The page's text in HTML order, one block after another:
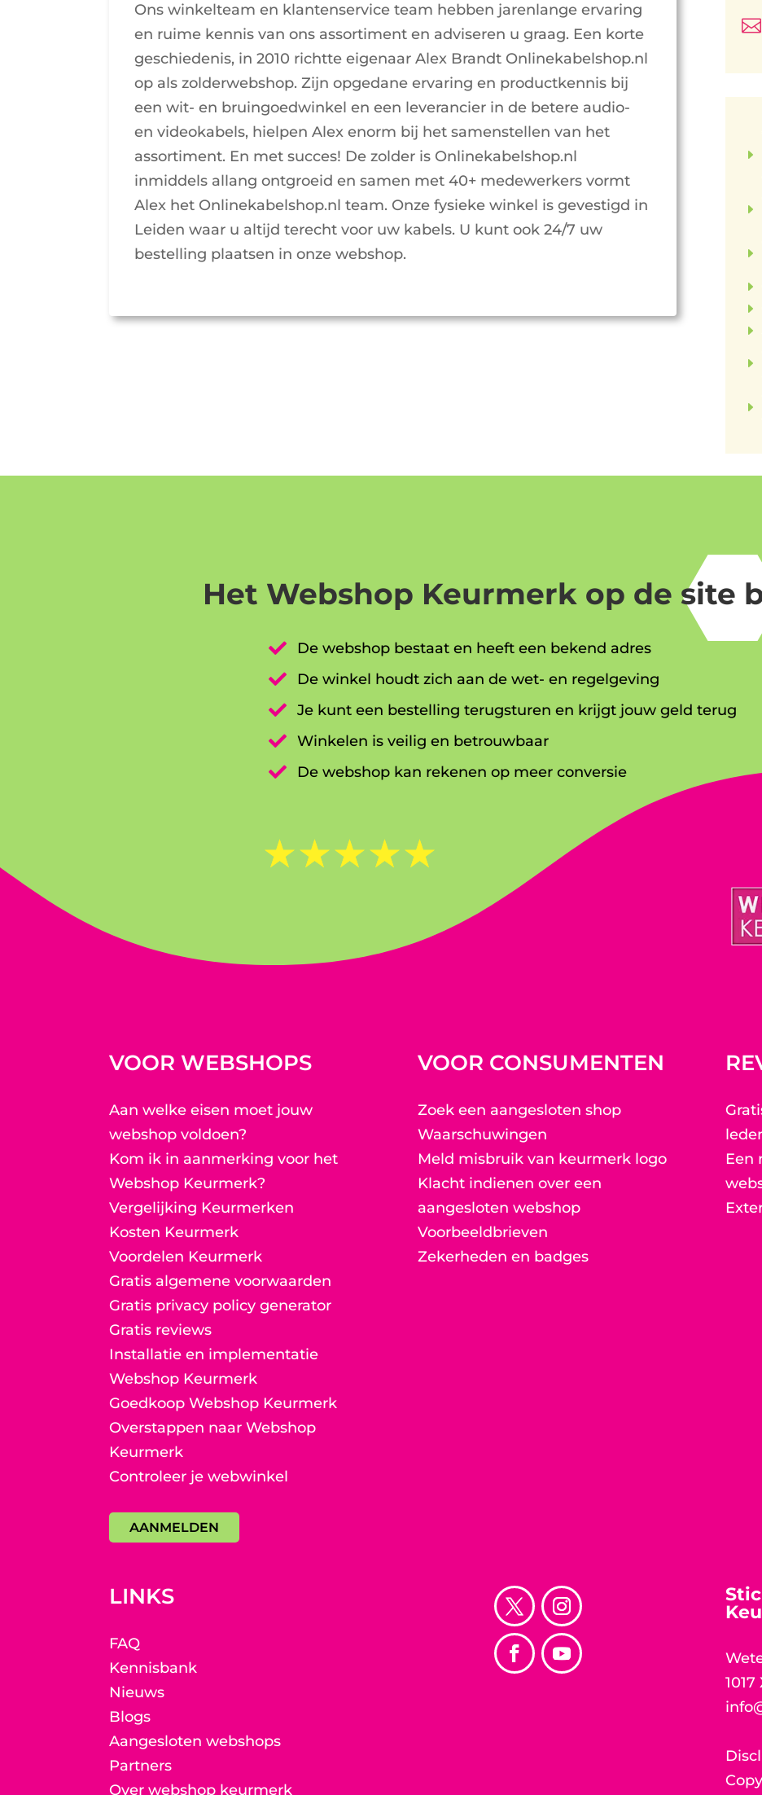
Ons winkelteam en klantenservice team hebben jarenlange ervaring
en ruime kennis van ons assortiment en adviseren u graag. Een korte
geschiedenis, in 2010 richtte eigenaar Alex Brandt Onlinekabelshop.nl
op als zolderwebshop. Zijn opgedane ervaring en productkennis bij
een wit- en bruingoedwinkel en een leverancier in de betere audio-
en videokabels, hielpen Alex enorm bij het samenstellen van het
assortiment. En met succes! De zolder is Onlinekabelshop.nl
inmiddels allang ontgroeid en samen met 40+ medewerkers vormt
Alex het Onlinekabelshop.nl team. Onze fysieke winkel is gevestigd in
Leiden waar u altijd terecht voor uw kabels. U kunt ook 24/7 uw
bestelling plaatsen in onze webshop.

E
E
E
E
E
E
E
E
Het Webshop Keurmerk op de site

De webshop bestaat en heeft een bekend adres

De winkel houdt zich aan de wet- en regelgeving
 Je kunt een bestelling terugsturen en krijgt jouw geld terug
 Winkelen is veilig en betrouwbaar

De webshop kan rekenen op meer conversie
☆☆☆☆☆
VOOR WEBSHOPS
Aan welke eisen moet jouw
webshop voldoen?
Kom ik in aanmerking voor het
Webshop Keurmerk?
Vergelijking Keurmerken
Kosten Keurmerk
Voordelen Keurmerk
Gratis algemene voorwaarden
Gratis privacy policy generator
Gratis reviews
Installatie en implementatie
Webshop Keurmerk
Goedkoop Webshop Keurmerk
Overstappen naar Webshop
Keurmerk
Controleer je webwinkel
AANMELDEN
VOOR CONSUMENTEN
Zoek een aangesloten shop
Waarschuwingen
Meld misbruik van keurmerk logo
Klacht indienen over een
aangesloten webshop
Voorbeeldbrieven
Zekerheden en badges
Een
LINKS
FAQ
Kennisbank
Nieuws
Blogs
Aangesloten webshops
Partners
Over webshop keurmerk